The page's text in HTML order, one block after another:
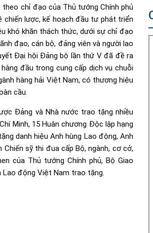
chỉ đạo của Thủ tướng Chính phủ
chiến lược, kế hoạch đầu tư phát triển
khó khăn thách thức, dưới sự chỉ đạo
đạo, cán bộ, đảng viên và người lao
Đại hội Đảng bộ lần thứ V đã đề ra
đầu trong cung cấp dịch vụ chuỗi
hàng hải Việt Nam, có thương hiệu
cầu.
Đảng và Nhà nước trao tặng nhiều
Minh, 15 Huân chương Độc lập hạng
danh hiệu Anh hùng Lao động, Anh
sỹ thi đua cấp Bộ, ngành, cơ cở,
của Thủ tướng Chính phủ, Bộ Giao
Lao động Việt Nam trao tặng.